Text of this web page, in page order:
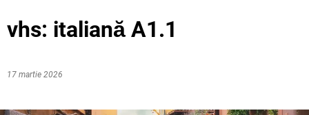
Русский
vhs: italiană A1.1
17 martie 2026